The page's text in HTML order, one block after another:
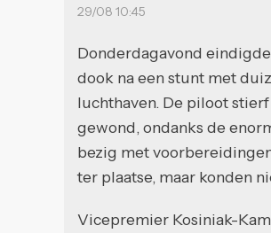
29/08 10:45
Donderdagavond
dook na een stunt met
luchthaven. De piloot
gewond, ondanks de
bezig met
ter plaatse, maar konden
Vicepremier Kosiniak-